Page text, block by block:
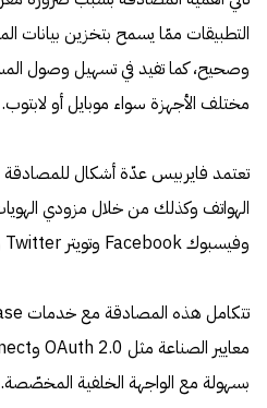
التطبيقات ممّا يسمح بتخزين
وصحيح، كما تفيد في تسهيل وصول
مختلف الأجهزة سواء موبايل أو لابتوب.
تعتمد فايربيس عدّة أشكال للمصادقة
وفيسبوك Facebook وتويتر Twitter وغيرها.
بسهولة مع الواجهة الخلفية المخصّصة.